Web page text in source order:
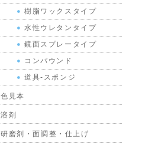
樹脂ワックスタイプ
水性ウレタンタイプ
鏡面スプレータイプ
コンパウンド
道具-スポンジ
色見本
溶剤
研磨剤・面調整・仕上げ